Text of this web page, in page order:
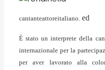
cantanteattoreitaliano. ed
È stato un interprete della
internazionale per la
per aver lavorato alla